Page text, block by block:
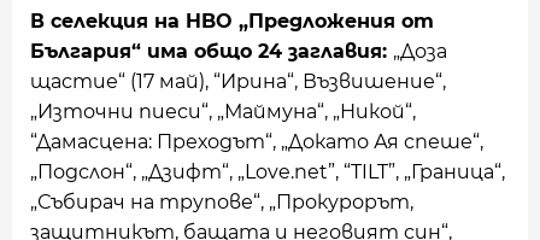
В селекция на HBO „Предложения от
България“ има общо 24 заглавия: „Доза
щастие“ (17 май), “Ирина“, Възвишение“,
„Източни пиеси“, „Маймуна“, „Никой“,
“Дамасцена: Преходът“, „Докато Ая спеше“,
„Подслон“, „Дзифт“, „Love.net”, “TILT”, „Граница“,
„Събирач на трупове“, „Прокурорът,
защитникът, бащата и неговият син“,